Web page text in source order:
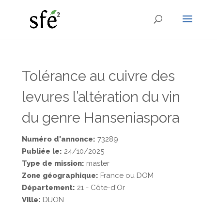
Tolérance au cuivre des
levures l’altération du vin
du genre Hanseniaspora
Numéro d'annonce: 73289
Publiée le: 24/10/2025
Type de mission: master
Zone géographique: France ou DOM
Département: 21 - Côte-d'Or
Ville: DIJON